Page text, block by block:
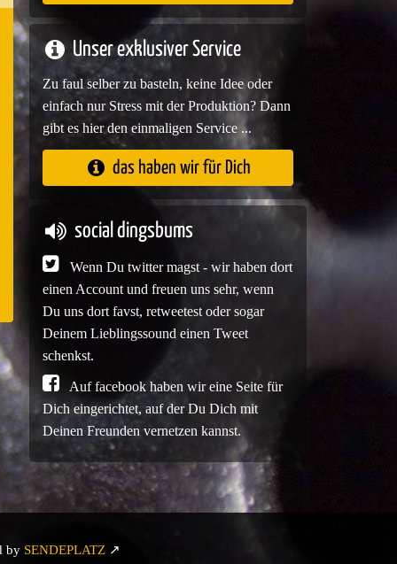
Unser exklusiver Service
Zu faul selber zu basteln, keine Idee oder
einfach nur Stress mit der Produktion? Dann
gibt es hier den einmaligen Service ...
das haben wir für Dich
social dingsbums
Wenn Du twitter magst - wir haben dort
einen Account und freuen uns sehr, wenn
Du uns dort favst, retweetest oder sogar
Deinem Lieblingssound einen Tweet
schenkst.
Auf facebook haben wir eine Seite für
Dich eingerichtet, auf der Du Dich mit
Deinen Freunden vernetzen kannst.
by SENDEPLATZ ↗